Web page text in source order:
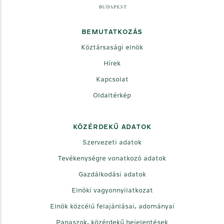
BEMUTATKOZÁS
Köztársasági elnök
Hírek
Kapcsolat
Oldaltérkép
KÖZÉRDEKŰ ADATOK
Szervezeti adatok
Tevékenységre vonatkozó adatok
Gazdálkodási adatok
Elnöki vagyonnyilatkozat
Elnök közcélú felajánlásai, adományai
Panaszok, közérdekű bejelentések